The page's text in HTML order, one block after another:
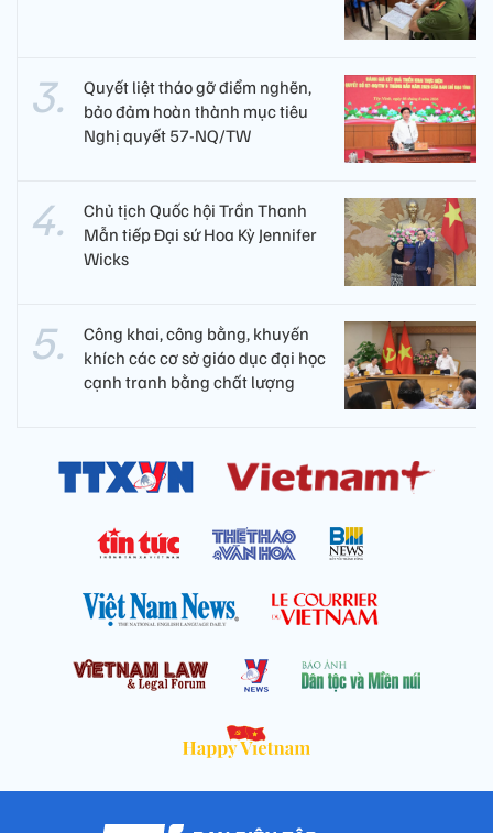
Quyết liệt tháo gỡ điểm nghẽn,
bảo đảm hoàn thành mục tiêu
Nghị quyết 57-NQ/TW
Chủ tịch Quốc hội Trần Thanh
Mẫn tiếp Đại sứ Hoa Kỳ Jennifer
Wicks
Công khai, công bằng, khuyến
khích các cơ sở giáo dục đại học
cạnh tranh bằng chất lượng​